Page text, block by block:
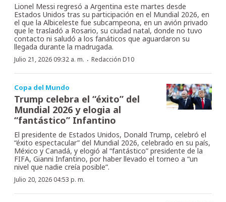
Lionel Messi regresó a Argentina este martes desde
Estados Unidos tras su participación en el Mundial 2026, en
el que la Albiceleste fue subcampeona, en un avión privado
que le trasladó a Rosario, su ciudad natal, donde no tuvo
contacto ni saludó a los fanáticos que aguardaron su
llegada durante la madrugada.
Julio 21, 2026 09:32 a. m. · Redacción D10
Copa del Mundo
Trump celebra el “éxito” del
Mundial 2026 y elogia al
“fantástico” Infantino
El presidente de Estados Unidos, Donald Trump, celebró el
“éxito espectacular” del Mundial 2026, celebrado en su país,
México y Canadá, y elogió al “fantástico” presidente de la
FIFA, Gianni Infantino, por haber llevado el torneo a “un
nivel que nadie creía posible”.
Julio 20, 2026 04:53 p. m.